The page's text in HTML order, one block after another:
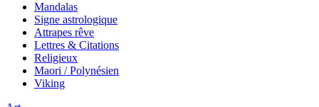
Mandalas
Signe astrologique
Attrapes rêve
Lettres & Citations
Religieux
Maori / Polynésien
Viking